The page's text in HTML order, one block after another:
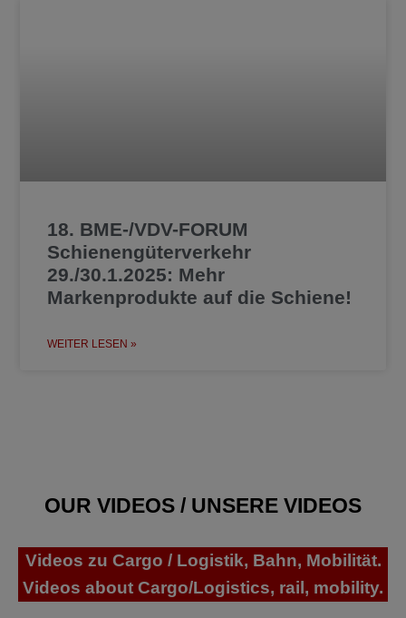
18. BME-/VDV-FORUM
Schienengüterverkehr
29./30.1.2025: Mehr
Markenprodukte auf die Schiene!
WEITER LESEN »
OUR VIDEOS / UNSERE VIDEOS
Videos zu Cargo / Logistik, Bahn, Mobilität.
Videos about Cargo/Logistics, rail, mobility.